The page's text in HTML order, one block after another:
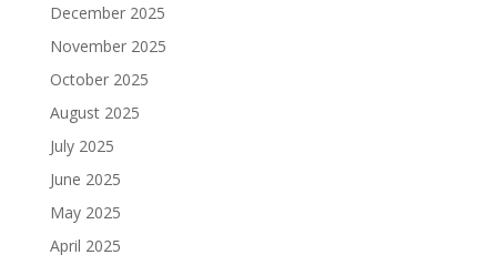
December 2025
November 2025
October 2025
August 2025
July 2025
June 2025
May 2025
April 2025